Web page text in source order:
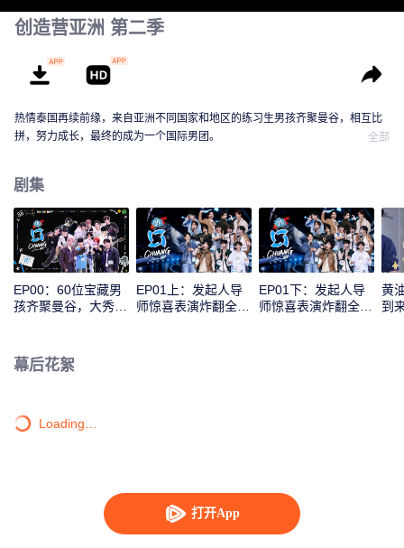
打开App
创造营亚洲 第二季
热情泰国再续前缘，来自亚洲不同国家和地区的练习生男孩齐聚曼谷，相互比
拼，努力成长，最终的成为一个国际男团。
全部
剧集
EP00：60位宝藏男
孩齐聚曼谷，大秀才
EP01上：发起人导
师惊喜表演炸翻全
EP01下：发起人导
师惊喜表演炸翻全
黄
到
幕后花絮
Loading…